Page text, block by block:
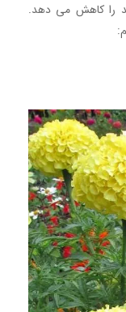
را کاهش می دهد.